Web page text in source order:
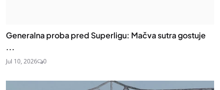
Generalna proba pred Superligu: Mačva sutra gostuje
...
Jul 10, 2026 0